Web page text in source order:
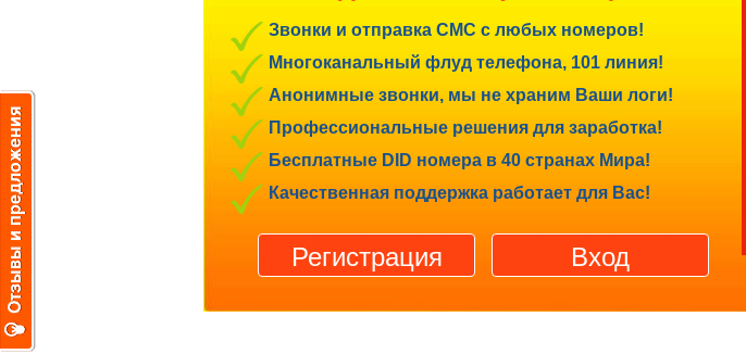
Звонки и отправка СМС с любых номеров!
Многоканальный флуд телефона, 101 линия!
Анонимные звонки, мы не храним Ваши логи!
Профессиональные решения для заработка!
Бесплатные DID номера в 40 странах Мира!
Качественная поддержка работает для Вас!